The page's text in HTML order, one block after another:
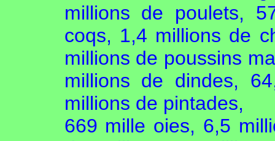
millions de poulets,
coqs, 1,4 millions de
millions de poussins
millions de dindes,
millions de pintades,
669 mille oies, 6,5